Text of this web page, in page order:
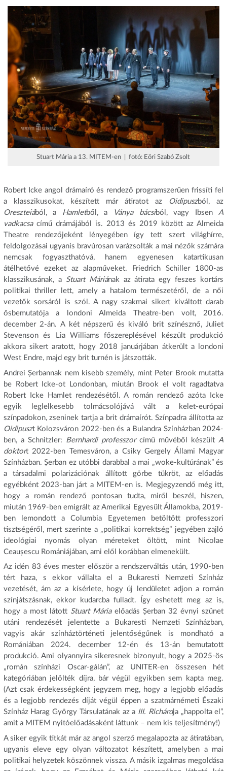
Stuart Mária a 13. MITEM-en | fotó: Eöri Szabó Zsolt
Robert Icke angol drámaíró és rendező programszerűen frissíti fel
a klasszikusokat, készített már átiratot az
Oidipuszból, az
Oreszteiából, a Hamletből, a Ványa bácsiból, vagy IbsenA
vadkacsacímű drámájából is. 2013 és 2019 között az Almeida
Theatre rendezőjeként lényegében így tett szert világhírre,
feldolgozásai ugyanis bravúrosan varázsolták a mai nézők számára
nemcsak fogyaszthatóvá, hanem egyenesen katartikusan
átélhetővé ezeket az alapműveket. Friedrich Schiller 1800-as
klasszikusának, a Stuart Máriának az átirata egy feszes kortárs
politikai thriller lett, amely a hatalom természetéről, de a női
vezetők sorsáról is szól. A nagy szakmai sikert kiváltott darab
ősbemutatója a londoni Almeida Theatre-ben volt, 2016.
december 2-án. A két népszerű és kiváló brit színésznő, Juliet
Stevenson és Lia Williams főszereplésével készült produkció
akkora sikert aratott, hogy 2018 januárjában átkerült a londoni
West Endre, majd egy brit turnén is játszották.
Andrei Șerbannak nem kisebb személy, mint Peter Brook mutatta
be Robert Icke-ot Londonban, miután Brook el volt ragadtatva
Robert Icke Hamlet rendezésétől. A román rendező azóta Icke
egyik leglelkesebb tolmácsolójává vált a kelet-európai
színpadokon, zseninek tartja a brit drámaírót. Színpadra állította az
Oidipuszt Kolozsváron 2022-ben és a Bulandra Színházban 2024-
ben, a Schnitzler: Bernhardi professzorcímű művéből készült A
doktort 2022-ben Temesváron, a Csiky Gergely Állami Magyar
Színházban. Șerban ez utóbbi darabbal a mai „woke-kultúrának” és
a társadalmi polarizációnak állított görbe tükröt, az előadás
egyébként 2023-ban járt a MITEM-en is. Megjegyzendő még itt,
hogy a román rendező pontosan tudta, miről beszél, hiszen,
miután 1969-ben emigrált az Amerikai Egyesült Államokba, 2019-
ben lemondott a Columbia Egyetemen betöltött professzori
tisztségéről, mert szerinte a „politikai korrektség” jegyében zajló
ideológiai nyomás olyan méreteket öltött, mint Nicolae
Ceaușescu Romániájában, ami elől korábban elmenekült.
Az idén 83 éves mester először a rendszerváltás után, 1990-ben
tért haza, s ekkor vállalta el a Bukaresti Nemzeti Színház
vezetését, ám az a kísérlete, hogy új lendületet adjon a román
színjátszásnak, ekkor kudarcba fulladt. Így eshetett meg az is,
hogy a most látott Stuart Máriaelőadás Șerban 32 évnyi szünet
utáni rendezését jelentette a Bukaresti Nemzeti Színházban,
vagyis akár színháztörténeti jelentőségűnek is mondható a
Romániában 2024. december 12-én és 13-án bemutatott
produkció. Ami olyannyira sikeresnek bizonyult, hogy a 2025-ös
„román színházi Oscar-gálán”, az UNITER-en összesen hét
kategóriában jelölték díjra, bár végül egyikben sem kapta meg.
(Azt csak érdekességként jegyzem meg, hogy a legjobb előadás
és a legjobb rendezés díját végül éppen a szatmárnémeti Északi
Színház Harag György Társulatának az a III. Richárdja „happolta el”,
amit a MITEM nyitóelőadásaként láttunk – nem kis teljesítmény!)
A siker egyik titkát már az angol szerző megalapozta az átiratában,
ugyanis eleve egy olyan változatot készített, amelyben a mai
politikai helyzetek köszönnek vissza. A másik izgalmas megoldása